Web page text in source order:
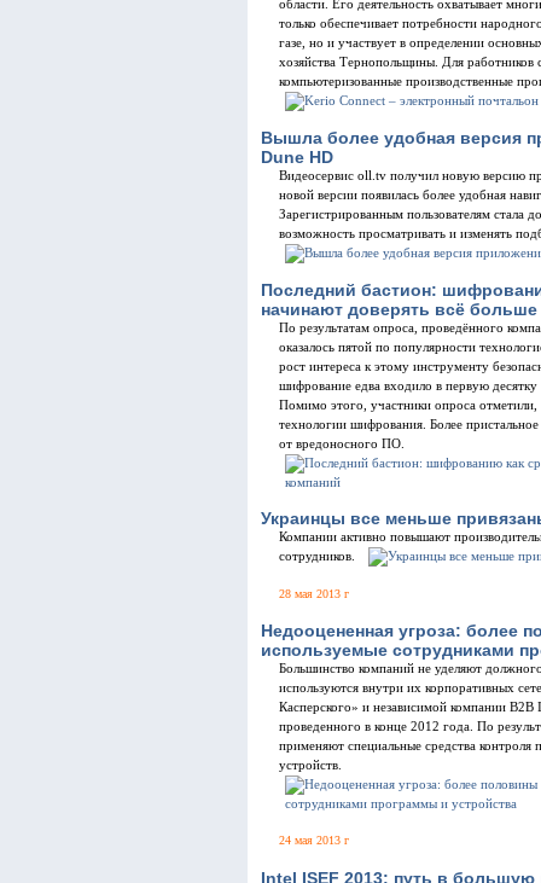
области. Его деятельность охватывает
только обеспечивает потребности
газе, но и участвует в определении
хозяйства Тернопольщины. Для работников
компьютеризованные производственные
Вышла более удобная версия
Dune HD
Видеосервис oll.tv получил новую версию
новой версии появилась более удобная
Зарегистрированным пользователям стала
возможность просматривать и изменять
Последний бастион:
начинают доверять всё
По результатам опроса, проведённого
оказалось пятой по популярности
рост интереса к этому инструменту
шифрование едва входило в первую
Помимо этого, участники опроса отметили,
технологии шифрования. Более
от вредоносного ПО.
Украинцы все меньше
Компании активно повышают
сотрудников.
28 мая 2013 г
Недооцененная угроза: более
используемые сотрудниками
Большинство компаний не уделяют
используются внутри их корпоративных
Касперского» и независимой компании
проведенного в конце 2012 года. По
применяют специальные средства
устройств.
24 мая 2013 г
Intel ISEF 2013: путь в большую